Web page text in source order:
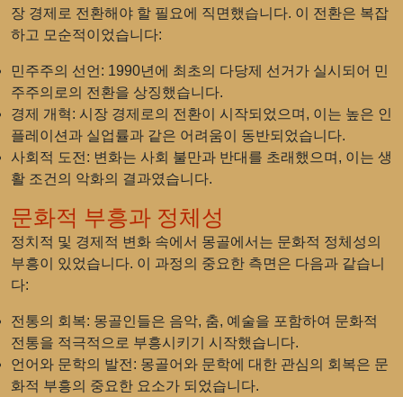
장 경제로 전환해야 할 필요에 직면했습니다. 이 전환은 복잡
하고 모순적이었습니다:
민주주의 선언 : 1990년에 최초의 다당제 선거가 실시되어 민
주주의로의 전환을 상징했습니다.
경제 개혁: 시장 경제로의 전환이 시작되었으며, 이는 높은 인
플레이션과 실업률과 같은 어려움이 동반되었습니다.
사회적 도전 : 변화는 사회 불만과 반대를 초래했으며, 이는 생
활 조건의 악화의 결과였습니다.
문화적 부흥과 정체성
정치적 및 경제적 변화 속에서 몽골에서는 문화적 정체성의
부흥이 있었습니다. 이 과정의 중요한 측면은 다음과 같습니
다:
전통의 회복: 몽골인들은 음악, 춤, 예술을 포함하여 문화적
전통을 적극적으로 부흥시키기 시작했습니다.
언어와 문학의 발전 : 몽골어와 문학에 대한 관심의 회복은 문
화적 부흥의 중요한 요소가 되었습니다.